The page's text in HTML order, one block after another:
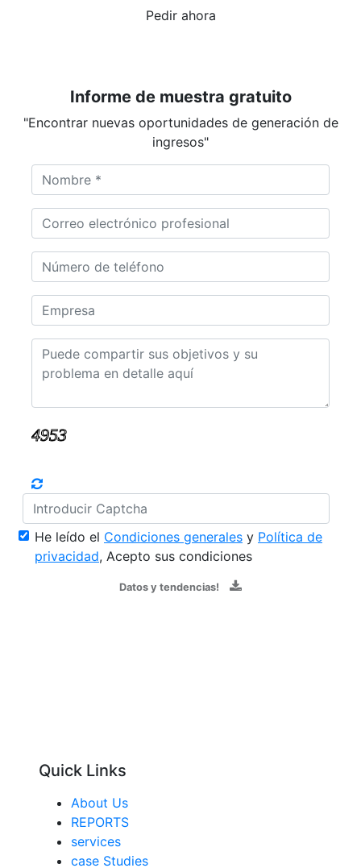
Pedir ahora
Informe de muestra gratuito
"Encontrar nuevas oportunidades de generación de
ingresos"
He leído el Condiciones generales y Política de
privacidad, Acepto sus condiciones
Datos y tendencias!
Quick Links
About Us
REPORTS
services
case Studies